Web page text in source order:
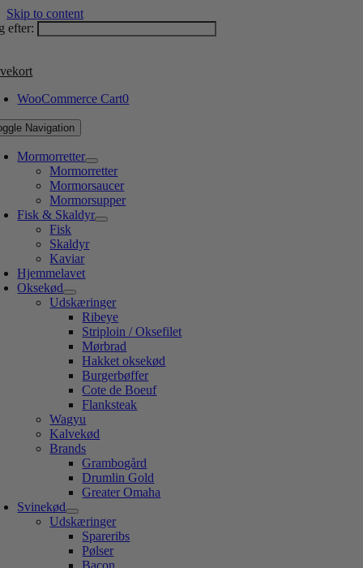
Skip to content
efter:
WooCommerce Cart0
Navigation
Mormorretter
Mormorretter
Mormorsaucer
Mormorsupper
Fisk & Skaldyr
Fisk
Skaldyr
Kaviar
Hjemmelavet
Oksekød
Udskæringer
Ribeye
Striploin / Oksefilet
Mørbrad
Hakket oksekød
Burgerbøffer
Cote de Boeuf
Flanksteak
Wagyu
Kalvekød
Brands
Grambogård
Drumlin Gold
Greater Omaha
Svinekød
Udskæringer
Spareribs
Pølser
Bacon